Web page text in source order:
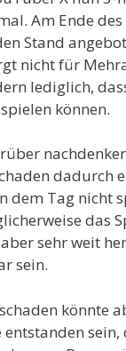
Am Ende
Stand
nicht für
lediglich,
können.
dadurch
dem Tag nicht
das
sehr weit
sein.
könnte
entstanden sein,